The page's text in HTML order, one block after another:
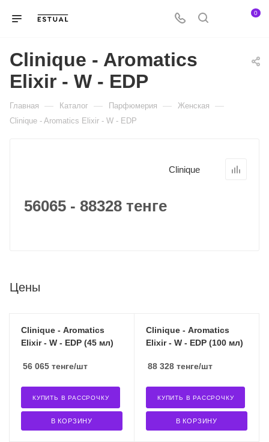
0
Clinique - Aromatics
Elixir - W - EDP
Главная — Каталог — Парфюмерия — Женская —
Clinique - Aromatics Elixir - W - EDP
Clinique
56065 - 88328 тенге
Цены
Clinique - Aromatics
Elixir - W - EDP (45 мл)
56 065 тенге/шт
В КОРЗИНУ
КУПИТЬ В РАССРОЧКУ
Clinique - Aromatics
Elixir - W - EDP (100 мл)
88 328 тенге/шт
В КОРЗИНУ
КУПИТЬ В РАССРОЧКУ